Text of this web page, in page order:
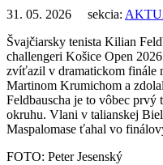
31. 05. 2026 sekcia:
Švajčiarsky tenista Kilian
challengeri Košice Open
zvíťazil v dramatickom finále
Martinom Krumichom a
Feldbauscha je to vôbec
okruhu. Vlani v talianskej
Maspalomase ťahal vo
FOTO: Peter Jesenský